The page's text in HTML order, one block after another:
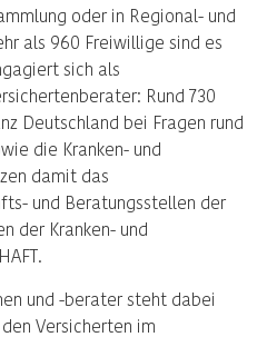
oder in Regional- und
als 960 Freiwillige sind es
sich als
Rund 730
Deutschland bei Fragen rund
die Kranken- und
damit das
und Beratungsstellen der
der Kranken- und
und -berater steht dabei
Versicherten im